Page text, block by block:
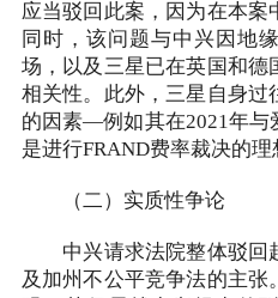
应当驳回此案，因为在本案
同时，该问题与中兴因地
场，以及三星已在英国和德
相关性。此外，三星自身过
的因素—例如其在2021年与
是进行FRAND费率裁决的理
（二）实质性争论
中兴请求法院整体驳回
及加州不公平竞争法的主